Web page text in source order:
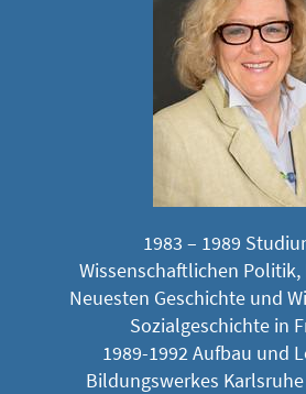
1983 – 1989
Wissenschaftlichen
Neuesten Geschichte und
Sozialgeschichte in
1989-1992 Aufbau und
Bildungswerkes